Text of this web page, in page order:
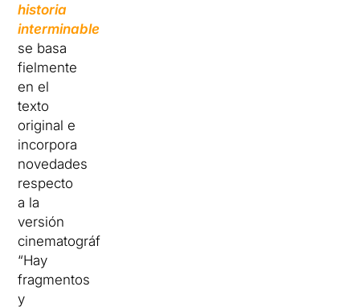
historia
interminable
se basa
fielmente
en el
texto
original e
incorpora
novedades
respecto
a la
versión
cinematográfica:
“Hay
fragmentos
y